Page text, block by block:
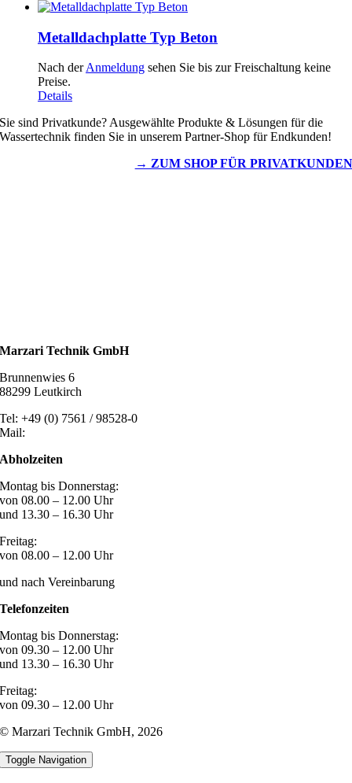
Metalldachplatte Typ Beton
Nach derAnmeldung sehen Sie bis zur Freischaltung keine
Preise.
Details
Sie sind Privatkunde? Ausgewählte Produkte & Lösungen für die
Wassertechnik finden Sie in unserem Partner-Shop für Endkunden!
→ ZUM SHOP FÜR PRIVATKUNDEN
Marzari Technik GmbH
Brunnenwies 6
88299 Leutkirch
Tel: +49 (0) 7561 / 98528-0
Mail:
Abholzeiten
Montag bis Donnerstag:
von 08.00 – 12.00 Uhr
und 13.30 – 16.30 Uhr
Freitag:
von 08.00 – 12.00 Uhr
und nach Vereinbarung
Telefonzeiten
Montag bis Donnerstag:
von 09.30 – 12.00 Uhr
und 13.30 – 16.30 Uhr
Freitag:
von 09.30 – 12.00 Uhr
© Marzari Technik GmbH,2026
Toggle Navigation